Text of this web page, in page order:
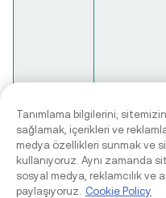
Tanımlama bilgilerini;
sağlamak, içerikleri ve
medya özellikleri sunmak ve
kullanıyoruz. Aynı zamanda
sosyal medya, reklamcılık ve
paylaşıyoruz.
Cookie Policy